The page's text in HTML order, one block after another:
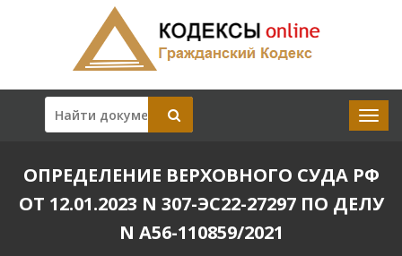
ОПРЕДЕЛЕНИЕ ВЕРХОВНОГО СУДА РФ
ОТ 12.01.2023 N 307-ЭС22-27297 ПО ДЕЛУ
N А56-110859/2021